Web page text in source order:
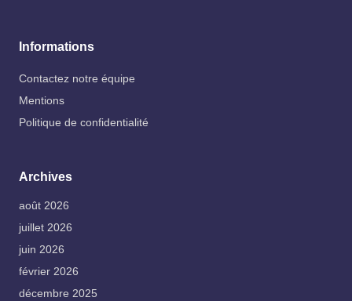
Informations
Contactez notre équipe
Mentions
Politique de confidentialité
Archives
août 2026
juillet 2026
juin 2026
février 2026
décembre 2025